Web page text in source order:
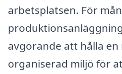
arbetsplatsen. För
avgörande att hålla en
organiserad miljö för